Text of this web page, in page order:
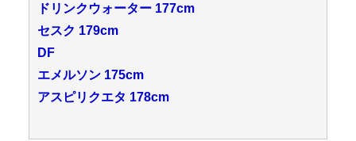
ドリンクウォーター 177cm
セスク 179cm
DF
エメルソン 175cm
アスピリクエタ 178cm